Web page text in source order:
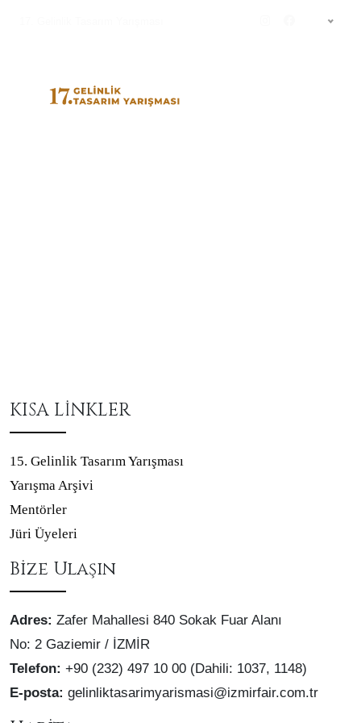
KISA LİNKLER
15. Gelinlik Tasarım Yarışması
Yarışma Arşivi
Mentörler
Jüri Üyeleri
Bize Ulaşın
Adres: Zafer Mahallesi 840 Sokak Fuar Alanı
No: 2 Gaziemir / İZMİR
Telefon: +90 (232) 497 10 00 (Dahili: 1037, 1148)
E-posta: gelinliktasarimyarismasi@izmirfair.com.tr